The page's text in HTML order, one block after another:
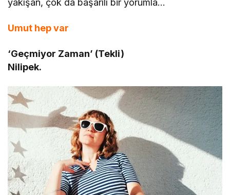
yakışan, çok da başarılı bir yorumla…
Umut hep var
‘Geçmiyor Zaman’ (Tekli)
Nilipek.